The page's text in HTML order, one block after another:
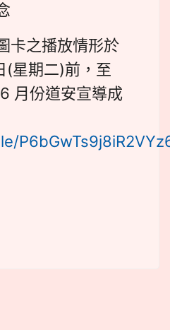
卡之播放情形於
(星期二)前，至
6 月份道安宣導成